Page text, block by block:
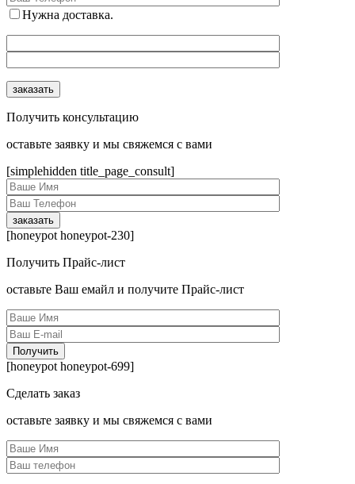
Нужна доставка.
Получить консультацию
оcтавьте заявку и мы свяжемся с вами
[simplehidden title_page_consult]
[honeypot honeypot-230]
Получить Прайс-лист
оcтавьте Ваш емайл и получите Прайс-лист
[honeypot honeypot-699]
Сделать заказ
оcтавьте заявку и мы свяжемся с вами